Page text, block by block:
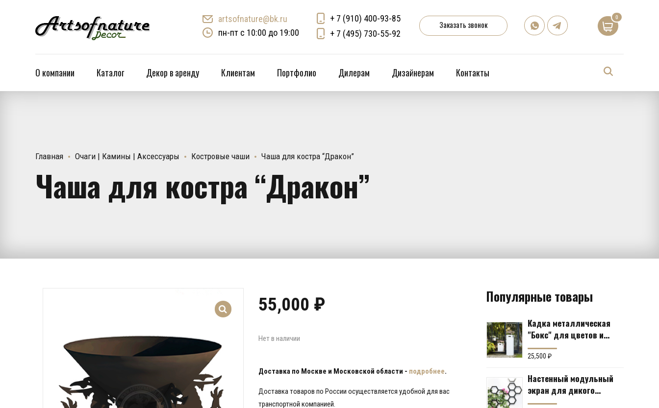
artsofnature@bk.ru
пн-пт с 10:00 до 19:00
+ 7 (910) 400-93-85
+ 7 (495) 730-55-92
Заказать звонок
0
О компании Каталог Декор в аренду Клиентам Портфолио Дилерам Дизайнерам Контакты
Главная Очаги | Камины | Аксессуары Костровые чаши Чаша для костра “Дракон”
Чаша для костра “Дракон”
55,000 ₽
Нет в наличии
Доставка по Москве и Московской области - подробнее.
Доставка товаров по России осуществляется удобной для вас
транспортной компанией.
Популярные товары
Кадка металлическая
"Бокс" для цветов и
кустов (6 вариантов)
25,500 ₽
Настенный модульный
экран для дикого
винограда "Коллекция